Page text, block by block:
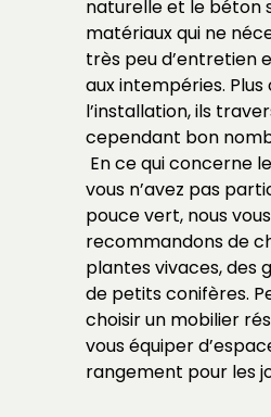
naturelle et le béton
matériaux qui ne
très peu d’entretien
aux intempéries. Plus
l’installation, ils
cependant bon
En ce qui concerne
vous n’avez pas
pouce vert, nous vous
recommandons de
plantes vivaces, des
de petits conifères.
choisir un mobilier
vous équiper
rangement pour les